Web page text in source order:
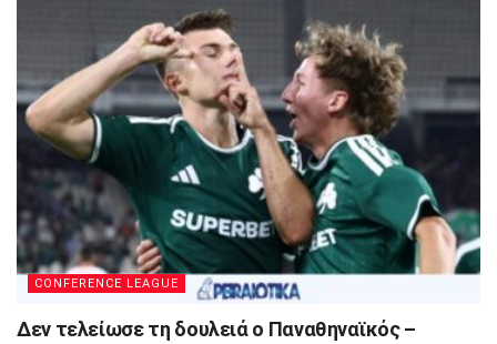
CONFERENCE LEAGUE
Δεν τελείωσε τη δουλειά ο Παναθηναϊκός –